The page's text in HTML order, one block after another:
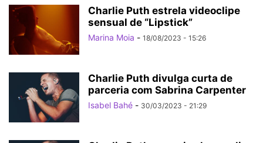
Charlie Puth estrela videoclipe
sensual de “Lipstick”
Marina Moia - 18/08/2023 - 15:26
Charlie Puth divulga curta de
parceria com Sabrina Carpenter
Isabel Bahé - 30/03/2023 - 21:29